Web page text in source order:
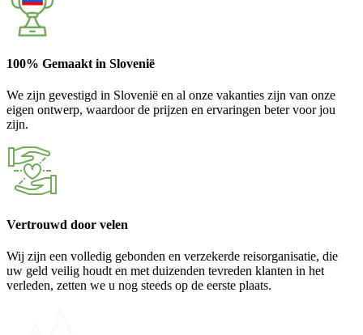
100% Gemaakt in Slovenië
We zijn gevestigd in Slovenië en al onze vakanties zijn van onze
eigen ontwerp, waardoor de prijzen en ervaringen beter voor jou
zijn.
Vertrouwd door velen
Wij zijn een volledig gebonden en verzekerde reisorganisatie, die
uw geld veilig houdt en met duizenden tevreden klanten in het
verleden, zetten we u nog steeds op de eerste plaats.